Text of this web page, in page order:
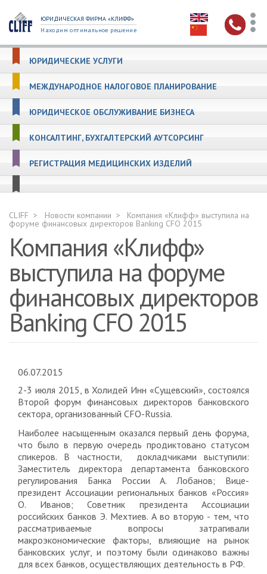
ЮРИДИЧЕСКАЯ ФИРМА «КЛИФФ»
Находим оптимальное решение
ЮРИДИЧЕСКИЕ УСЛУГИ
МЕЖДУНАРОДНОЕ НАЛОГОВОЕ ПЛАНИРОВАНИЕ
ЮРИДИЧЕСКОЕ ОБСЛУЖИВАНИЕ БИЗНЕСА
КОНСАЛТИНГ, БУХГАЛТЕРСКИЙ АУТСОРСИНГ
РЕГИСТРАЦИЯ МЕДИЦИНСКИХ ИЗДЕЛИЙ
CLIFF Новости компании Компания «Клифф» выступила на
форуме финансовых директоров Banking CFO 2015
Компания «Клифф»
выступила на форуме
финансовых директоров
Banking CFO 2015
06.07.2015
2-3 июля 2015, в Холидей Инн «Сущевский», состоялся
Второй форум финансовых директоров банковского
сектора, организованный CFO-Russia.
Наиболее насыщенным оказался первый день форума,
что было в первую очередь продиктовано статусом
спикеров. В частности, докладчиками выступили:
Заместитель директора департамента банковского
регулирования Банка России А. Лобанов; Вице-
президент Ассоциации региональных банков «Россия»
О. Иванов; Советник президента Ассоциации
российских банков Э. Мехтиев. А во вторую - тем, что
рассматриваемые вопросы затрагивали
макроэкономические факторы, влияющие на рынок
банковских услуг, и поэтому были одинаково важны
для всех банков, осуществляющих деятельность в РФ.